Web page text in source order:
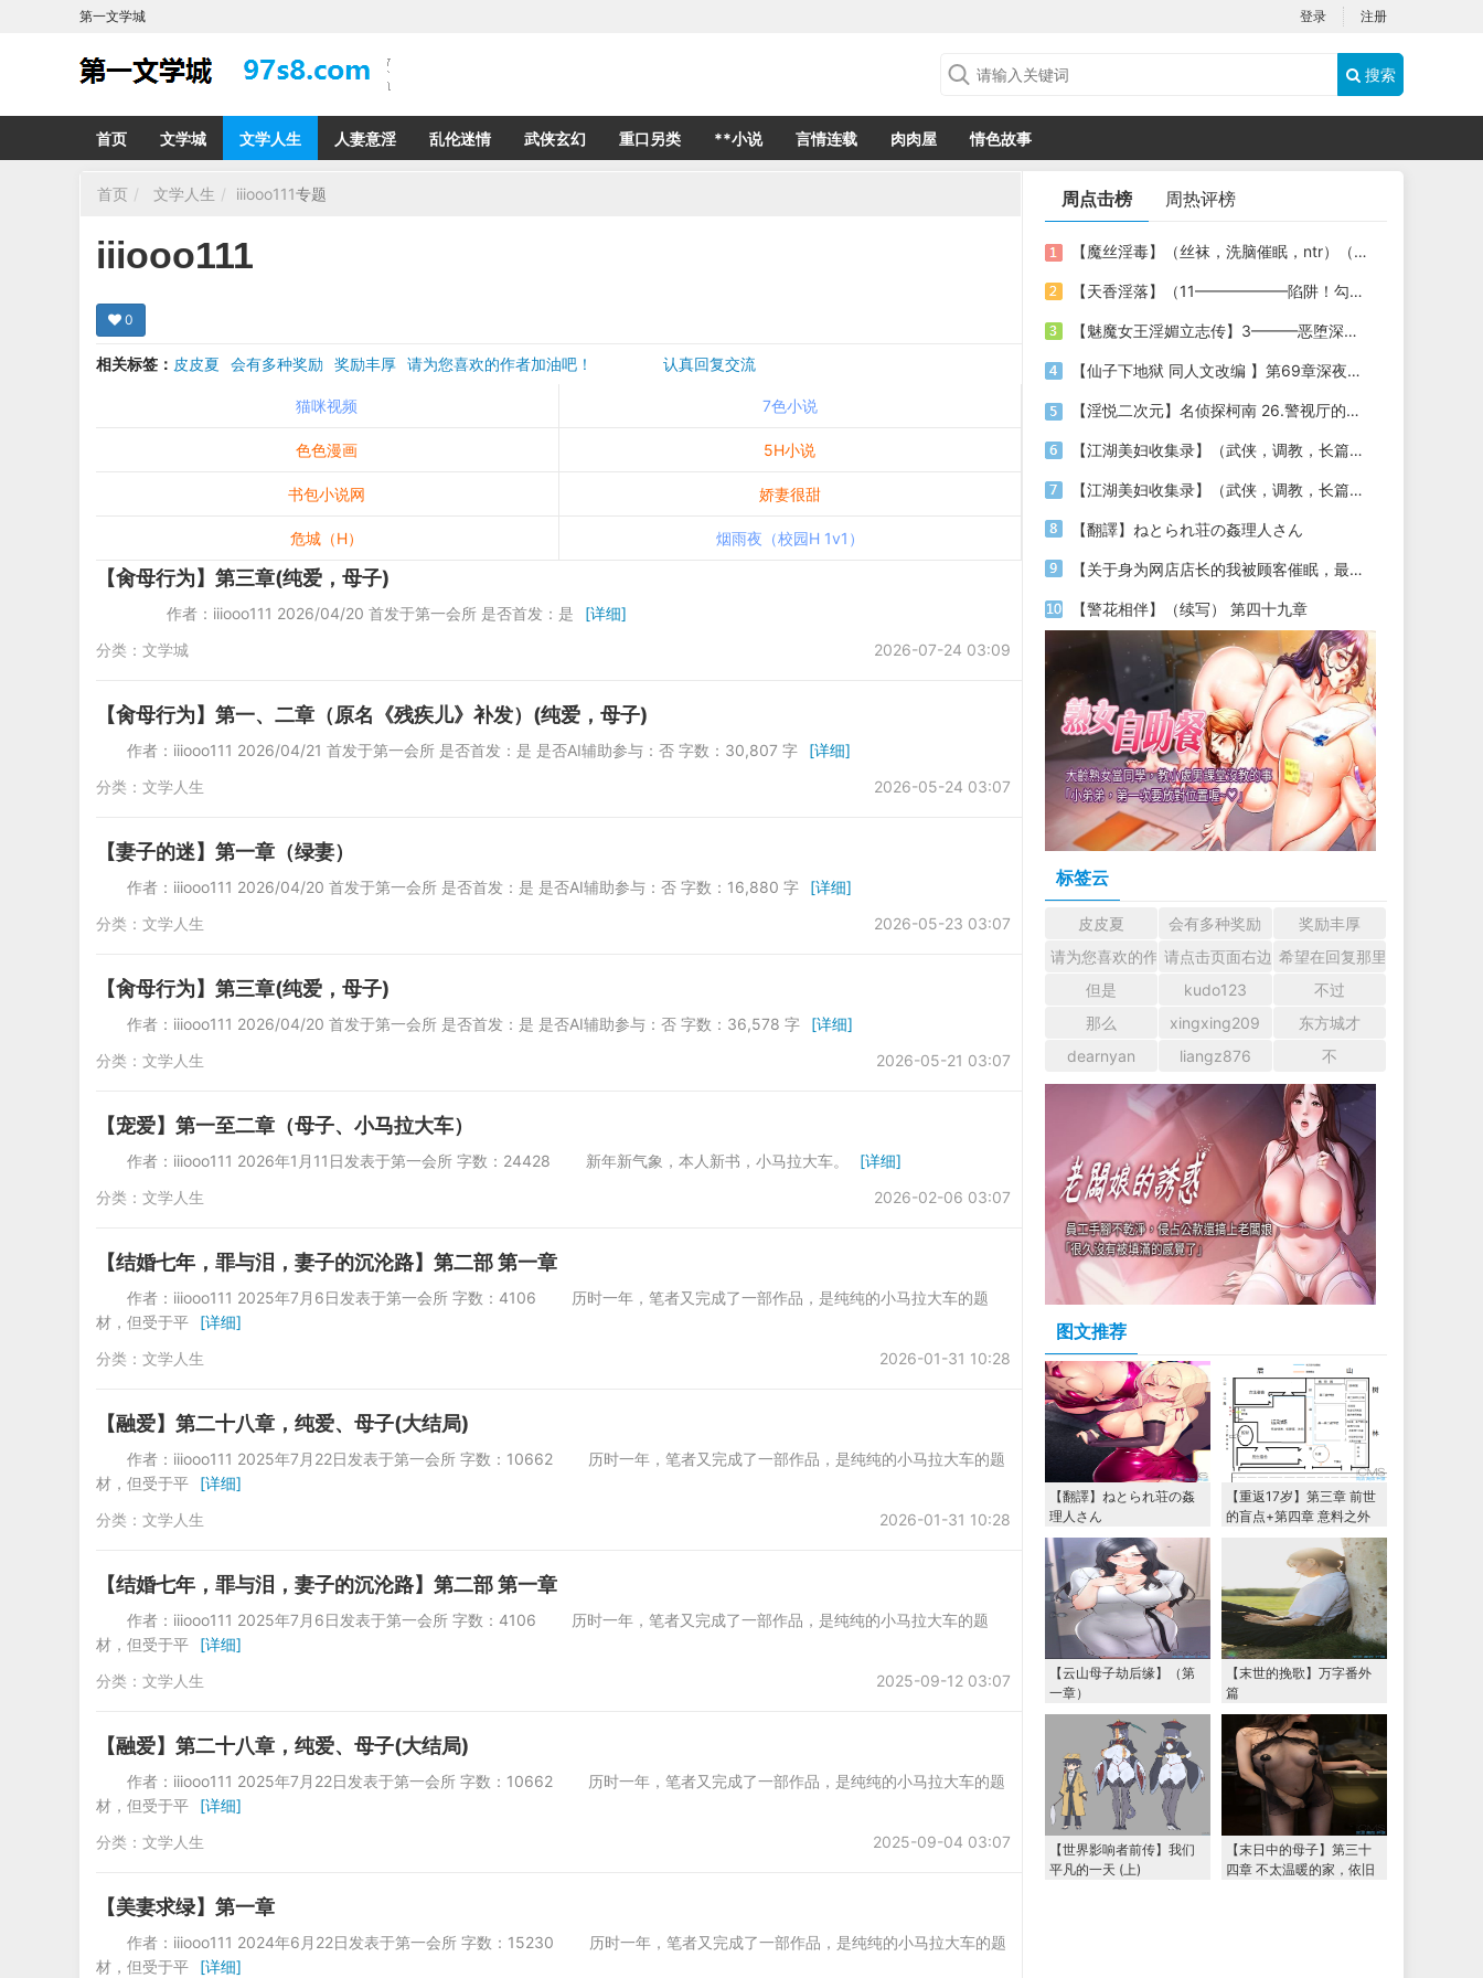
第一文学城 登录 注册
搜索
首页 文学城 文学人生 人妻意淫 乱伦迷情 武侠玄幻 重口另类 **小说 言情连载 肉肉屋 情色故事
首页 文学人生 iiiooo111专题
iiiooo111
0
相关标签： 皮皮夏 会有多种奖励 奖励丰厚 请为您喜欢的作者加油吧！ 认真回复交流
猫咪视频
7色小说
色色漫画 5H小说
书包小说网 娇妻很甜
危城（H） 烟雨夜（校园H 1v1）
【肏母行为】第三章(纯爱，母子)
作者：iiiooo111 2026/04/20 首发于第一会所 是否首发：是
[详细]
2026-07-24 03:09
分类： 文学城
【肏母行为】第一、二章（原名《残疾儿》补发）(纯爱，母子)
作者：iiiooo111 2026/04/21 首发于第一会所 是否首发：是 是否AI辅助参与：否 字数：30,807 字
[详细]
2026-05-24 03:07
分类： 文学人生
【妻子的迷】第一章（绿妻）
作者：iiiooo111 2026/04/20 首发于第一会所 是否首发：是 是否AI辅助参与：否 字数：16,880 字
[详细]
2026-05-23 03:07
分类： 文学人生
【肏母行为】第三章(纯爱，母子)
作者：iiiooo111 2026/04/20 首发于第一会所 是否首发：是 是否AI辅助参与：否 字数：36,578 字
[详细]
2026-05-21 03:07
分类： 文学人生
【宠爱】第一至二章（母子、小马拉大车）
作者：iiiooo111 2026年1月11日发表于第一会所 字数：24428 新年新气象，本人新书，小马拉大车。
[详细]
2026-02-06 03:07
分类： 文学人生
【结婚七年，罪与泪，妻子的沉沦路】第二部 第一章
作者：iiiooo111 2025年7月6日发表于第一会所 字数：4106 历时一年，笔者又完成了一部作品，是纯纯的小马拉大车的题
材，但受于平
[详细]
2026-01-31 10:28
分类： 文学人生
【融爱】第二十八章，纯爱、母子(大结局)
作者：iiiooo111 2025年7月22日发表于第一会所 字数：10662 历时一年，笔者又完成了一部作品，是纯纯的小马拉大车的题
材，但受于平
[详细]
2026-01-31 10:28
分类： 文学人生
【结婚七年，罪与泪，妻子的沉沦路】第二部 第一章
作者：iiiooo111 2025年7月6日发表于第一会所 字数：4106 历时一年，笔者又完成了一部作品，是纯纯的小马拉大车的题
材，但受于平
[详细]
2025-09-12 03:07
分类： 文学人生
【融爱】第二十八章，纯爱、母子(大结局)
作者：iiiooo111 2025年7月22日发表于第一会所 字数：10662 历时一年，笔者又完成了一部作品，是纯纯的小马拉大车的题
材，但受于平
[详细]
2025-09-04 03:07
分类： 文学人生
【美妻求绿】第一章
作者：iiiooo111 2024年6月22日发表于第一会所 字数：15230 历时一年，笔者又完成了一部作品，是纯纯的小马拉大车的题
材，但受于平
[详细]
周点击榜 周热评榜
【魔丝淫毒】（丝袜，洗脑催眠，ntr）（24）（我不想）
【天香淫落】（11——————陷阱！勾结的警局调教（下））
【魅魔女王淫媚立志传】3———恶堕深渊的开端
【仙子下地狱 同人文改编 】第69章深夜窥淫戏 交心与交性(二)(纯爱+各种情趣玩法)
【淫悦二次元】名侦探柯南 26.警视厅的隐藏淫娃
【江湖美妇收集录】（武侠，调教，长篇）（6）（师娘篇）
【江湖美妇收集录】（武侠，调教，长篇）（13）（下山历练篇）
【翻譯】ねとられ荘の姦理人さん
【关于身为网店店长的我被顾客催眠，最终堕落为丝袜发情母狗这件事】（18～20）
【警花相伴】（续写） 第四十九章
标签云
皮皮夏 会有多种奖励
奖励丰厚
请为您喜欢的作者加油吧！ 认真回复交流
请点击页面右边的小手图标支持楼主。
希望在回复那里留下您的
但是
kudo123
不过
那么
xingxing209
东方城才
dearnyan
liangz876 不
图文推荐
【翻譯】ねとられ荘の姦
理人さん
【重返17岁】第三章 前世
的盲点+第四章 意料之外
的相认+番外篇（本文为女
主第一视角，两万字更
【云山母子劫后缘】（第
一章）
【末世的挽歌】万字番外
篇
【世界影响者前传】我们
平凡的一天 (上)
【末日中的母子】第三十
四章 不太温暖的家，依旧